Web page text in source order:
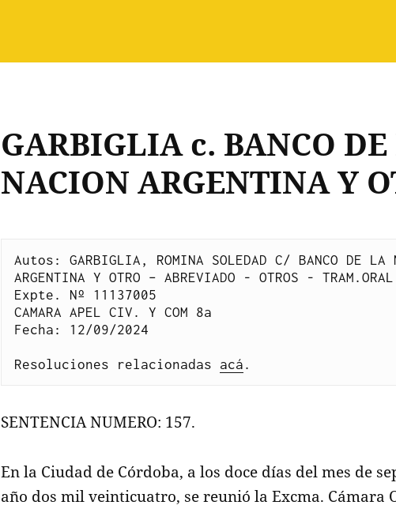
GARBIGLIA c. BANCO
NACION ARGENTINA Y
Autos: GARBIGLIA, ROMINA SOLEDAD C/ BANCO DE LA
ARGENTINA Y OTRO – ABREVIADO - OTROS - TRAM.ORAL
Expte. Nº 11137005
CAMARA APEL CIV. Y COM 8a
Fecha: 12/09/2024
Resoluciones relacionadas acá .
SENTENCIA NUMERO: 157.
En la Ciudad de Córdoba, a los doce días del mes de
año dos mil veinticuatro, se reunió la Excma. Cámara